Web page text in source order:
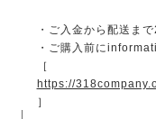
・ご入金から配送ま
・ご購入前に
［
https://
］